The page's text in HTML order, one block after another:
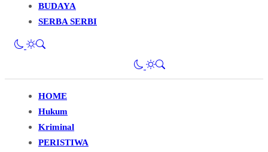
BUDAYA
SERBA SERBI
HOME
Hukum
Kriminal
PERISTIWA